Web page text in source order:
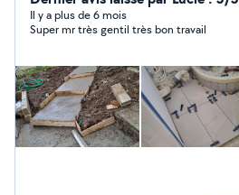
Il y a plus de 6 mois
Super mr très gentil très bon travail